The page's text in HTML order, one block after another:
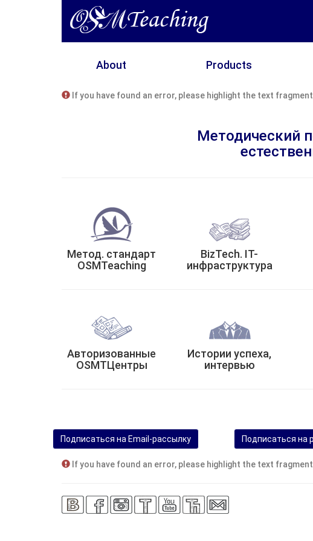
About Products
If you have found an error, please highlight the text
Методический
Метод. стандарт
OSMTeaching
BizTech. IT-
инфраструктура
Авторизованные
OSMTЦентры
Истории успеха,
интервью
Подписаться на Email-рассылку Подписаться на
If you have found an error, please highlight the text